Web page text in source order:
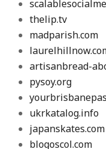
thelip.tv
madparish.com
artisanbread-
pysoy.org
ukrkatalog.info
japanskates.com
blogoscol.com